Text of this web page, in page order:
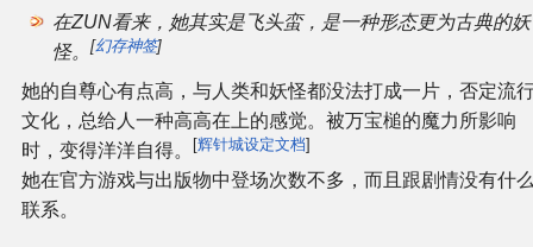
在ZUN看来，她其实是飞头蛮，是一种形态更为古典的妖
怪。[幻存神签]
她的自尊心有点高，与人类和妖怪都没法打成一片，否定流
文化，总给人一种高高在上的感觉。被万宝槌的魔力所影响
时，变得洋洋自得。
[辉针城设定文档]
她在官方游戏与出版物中登场次数不多，而且跟剧情没有什
联系。
THB媒体
THB协力
其他
联系管理员